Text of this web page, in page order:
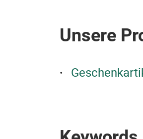
Unsere